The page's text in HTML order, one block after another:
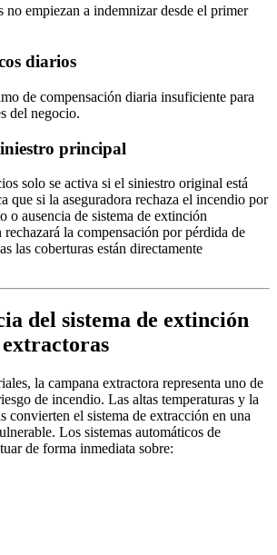
no empiezan a indemnizar desde el primer
diarios
de compensación diaria insuficiente para
del negocio.
principal
solo se activa si el siniestro original está
que si la aseguradora rechaza el incendio por
o ausencia de sistema de extinción
la compensación por pérdida de
las coberturas están directamente
del sistema de extinción
extractoras
la campana extractora representa uno de
de incendio. Las altas temperaturas y la
convierten el sistema de extracción en una
Los sistemas automáticos de
de forma inmediata sobre: